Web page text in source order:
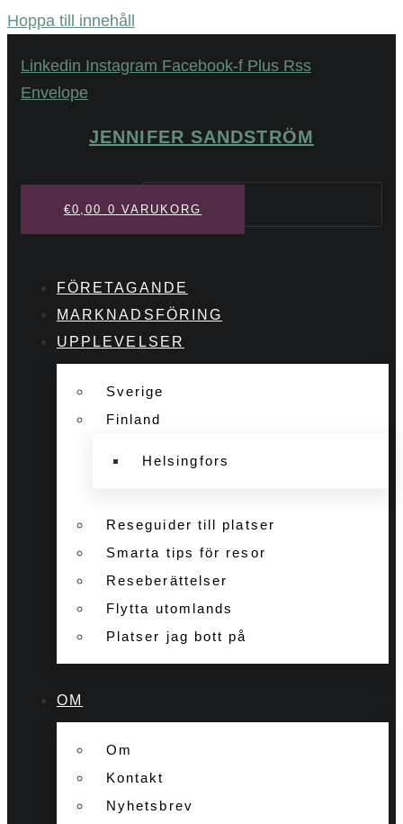
Hoppa till innehåll
Linkedin Instagram Facebook-f Plus Rss
Envelope
JENNIFER SANDSTRÖM
Sök
€0,00 0 VARUKORG
FÖRETAGANDE
MARKNADSFÖRING
UPPLEVELSER
Sverige
Finland
Helsingfors
Reseguider till platser
Smarta tips för resor
Reseberättelser
Flytta utomlands
Platser jag bott på
OM
Om
Kontakt
Nyhetsbrev